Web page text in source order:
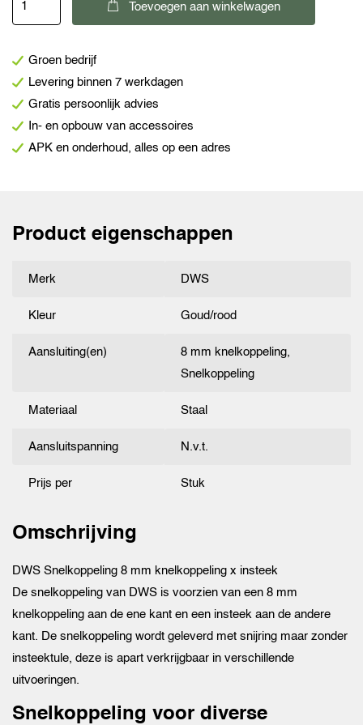
Snelkoppeling
mm
knelkoppeling
x
insteek
aantal
Toevoegen aan winkelwagen
Groen bedrijf
Levering binnen 7 werkdagen
Gratis persoonlijk advies
In- en opbouw van accessoires
APK en onderhoud, alles op een adres
Product eigenschappen
Merk DWS
Kleur Goud/rood
Aansluiting(en)
8 mm knelkoppeling,
Snelkoppeling
Materiaal Staal
Aansluitspanning N.v.t.
Prijs per Stuk
Omschrijving
DWS Snelkoppeling 8 mm knelkoppeling x insteek
De snelkoppeling van DWS is voorzien van een 8 mm
knelkoppeling aan de ene kant en een insteek aan de andere
kant. De snelkoppeling wordt geleverd met snijring maar zonder
insteektule, deze is apart verkrijgbaar in verschillende
uitvoeringen.
Snelkoppeling voor diverse